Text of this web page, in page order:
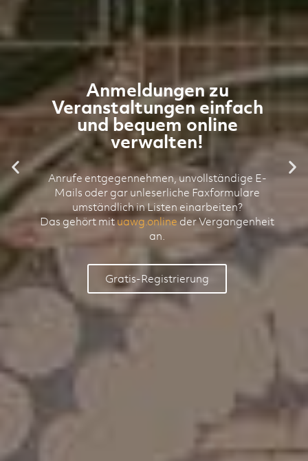
Anmeldungen zu
Veranstaltungen einfach
und bequem online
verwalten!
Anrufe entgegennehmen, unvollständige E-
Mails oder gar unleserliche Faxformulare
umständlich in Listen einarbeiten?
Das gehört mituawg.onlineder Vergangenheit
an.
Gratis-Registrierung